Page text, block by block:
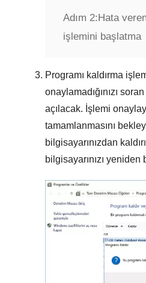
Adım 2:Hata
işlemini başlatma
Programı kaldırma
onaylamadığınızı
açılacak. İşlemi
tamamlanmasını
bilgisayarınızdan
bilgisayarınızı yeniden